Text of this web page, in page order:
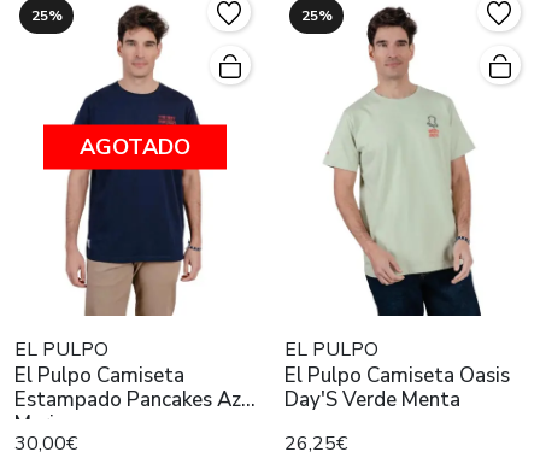
25%
AGOTADO
EL PULPO
El Pulpo Camiseta
Estampado Pancakes Azul
Marino
30,00€
25%
EL PULPO
El Pulpo Camiseta Oasis
Day'S Verde Menta
26,25€